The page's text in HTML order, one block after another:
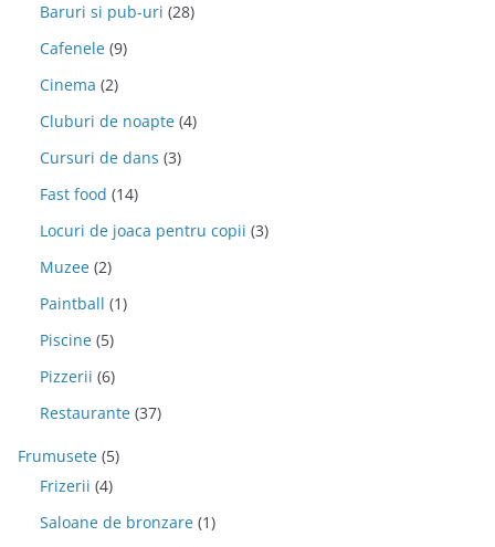
Baruri si pub-uri (28)
Cafenele (9)
Cinema (2)
Cluburi de noapte (4)
Cursuri de dans (3)
Fast food (14)
Locuri de joaca pentru copii (3)
Muzee (2)
Paintball (1)
Piscine (5)
Pizzerii (6)
Restaurante (37)
Frumusete (5)
Frizerii (4)
Saloane de bronzare (1)